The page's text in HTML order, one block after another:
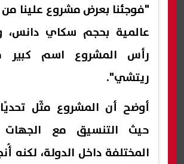
"فوجئنا بعرض مشروع علينا
عالمية بحجم سكاي دانس،
رأس المشروع اسم كبير
ريتشي".
أوضح أن المشروع مثّل
حيث التنسيق مع الجهات
المختلفة داخل الدولة، لكنه